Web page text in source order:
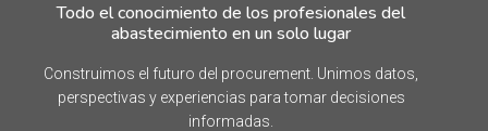
Todo el conocimiento de los profesionales del
abastecimiento en un solo lugar
Construimos el futuro del procurement. Unimos datos,
perspectivas y experiencias para tomar decisiones
informadas.